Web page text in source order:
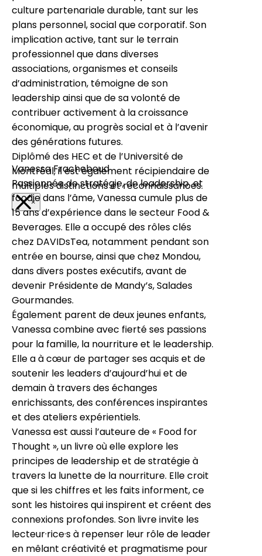
culture partenariale durable, tant sur les
plans personnel, social que corporatif. Son
implication active, tant sur le terrain
professionnel que dans diverses
associations, organismes et conseils
d’administration, témoigne de son
leadership ainsi que de sa volonté de
contribuer activement à la croissance
économique, au progrès social et à l’avenir
des générations futures.
Diplômé des HEC et de l’Université de
Montréal, il est également récipiendaire de
multiples distinctions et reconnaissances.
×
Vanessa Fracheboud
Passionnée de stratégie, de leadership, et
foodie dans l’âme, Vanessa cumule plus de
15 ans d’expérience dans le secteur Food &
Beverages. Elle a occupé des rôles clés
chez DAVIDsTea, notamment pendant son
entrée en bourse, ainsi que chez Mondou,
dans divers postes exécutifs, avant de
devenir Présidente de Mandy’s, Salades
Gourmandes.
Également parent de deux jeunes enfants,
Vanessa combine avec fierté ses passions
pour la famille, la nourriture et le leadership.
Elle a à cœur de partager ses acquis et de
soutenir les leaders d’aujourd’hui et de
demain à travers des échanges
enrichissants, des conférences inspirantes
et des ateliers expérientiels.
Vanessa est aussi l’auteure de « Food for
Thought », un livre où elle explore les
principes de leadership et de stratégie à
travers la lunette de la nourriture. Elle croit
que si les chiffres et les faits informent, ce
sont les histoires qui inspirent et créent des
connexions profondes. Son livre invite les
lecteur·rice·s à repenser leur rôle de leader
en mêlant créativité et pragmatisme pour